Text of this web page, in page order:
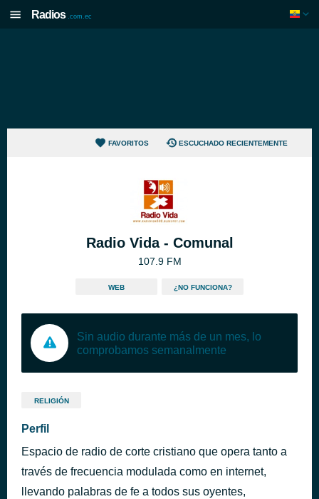
Radios .com.ec
FAVORITOS ESCUCHADO RECIENTEMENTE
Radio Vida - Comunal
107.9 FM
WEB ¿NO FUNCIONA?
Sin audio durante más de un mes, lo
comprobamos semanalmente
RELIGIÓN
Perfil
Espacio de radio de corte cristiano que opera tanto a
través de frecuencia modulada como en internet,
llevando palabras de fe a todos sus oyentes,